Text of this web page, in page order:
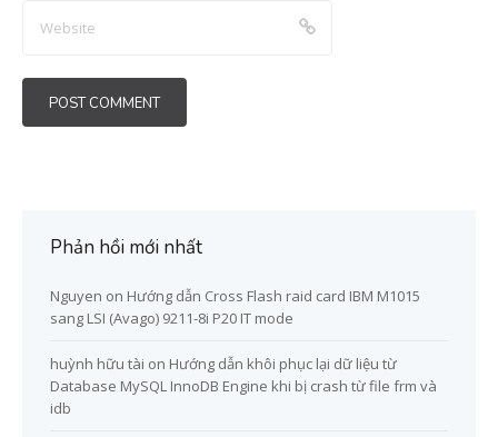
Phản hồi mới nhất
Nguyen on Hướng dẫn Cross Flash raid card IBM M1015
sang LSI (Avago) 9211-8i P20 IT mode
huỳnh hữu tài on Hướng dẫn khôi phục lại dữ liệu từ
Database MySQL InnoDB Engine khi bị crash từ file frm và
idb